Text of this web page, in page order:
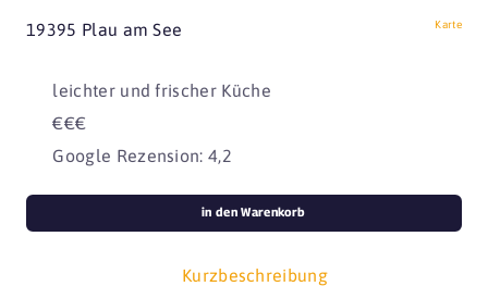
19395 Plau am See Karte
leichter und frischer Küche
€€€
Google Rezension: 4,2
Kurzbeschreibung
in den Warenkorb